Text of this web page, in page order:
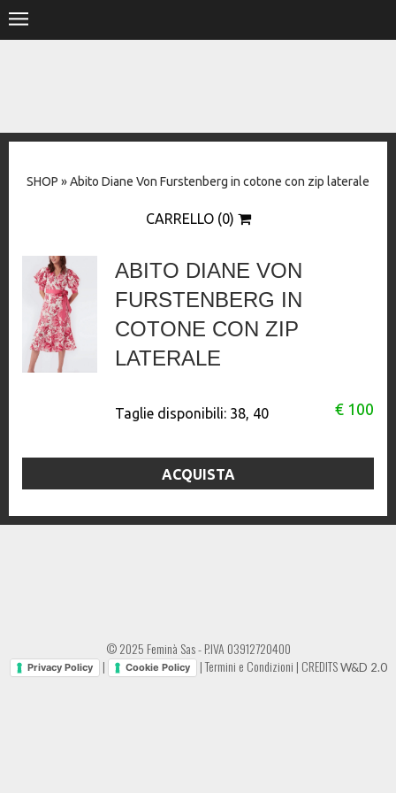
STORE
DESIGNERS
CONTACT
SHOP »Abito Diane Von Furstenberg in cotone con zip laterale
CARRELLO (0)
ABITO DIANE VON
FURSTENBERG IN
COTONE CON ZIP
LATERALE
€ 100
Taglie disponibili:38, 40
ACQUISTA
© 2025 Feminà Sas - P.IVA 03912720400
Privacy Policy | Cookie Policy |Termini e Condizioni | CREDITSW&D 2.0